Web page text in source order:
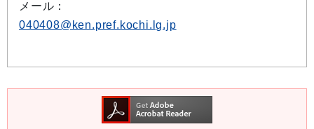
メール：
040408@ken.pref.kochi.lg.jp